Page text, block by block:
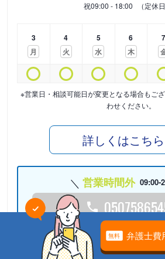
祝09:00 - 18:00 （定休
3
月
4
火
5
水
6
木
7
※営業日・相談可能日が変更となる場合もご
わせください。
詳しくはこちら
営業時間外 09:00-
24時間受付中